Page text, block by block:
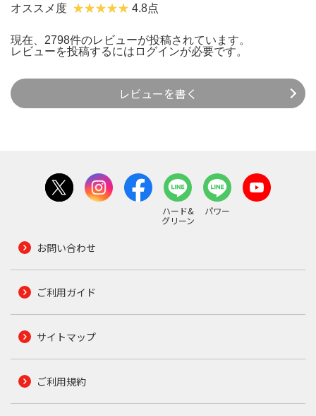
オススメ度 4.8点
現在、2798件のレビューが投稿されています。
レビューを投稿するには ログインが必要です。
レビューを書く
ハード&
グリーン
パワー
お問い合わせ
ご利用ガイド
サイトマップ
ご利用規約